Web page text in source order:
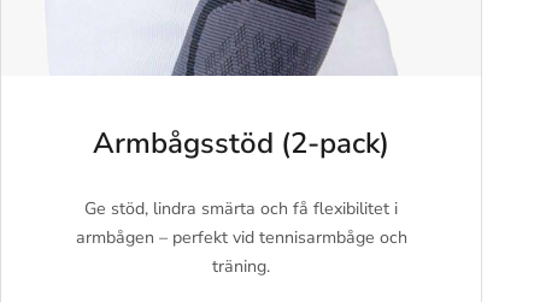
Armbågsstöd (2-pack)
Ge stöd, lindra smärta och få flexibilitet i
armbågen – perfekt vid tennisarmbåge och
träning.